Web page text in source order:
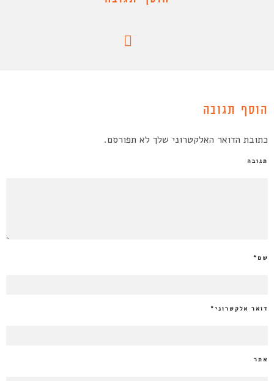
הוסף תגובה
כתובת הדואר האלקטרוני שלך לא תפורסם.
תגובה
שם*
דואר אלקטרוני *
אתר